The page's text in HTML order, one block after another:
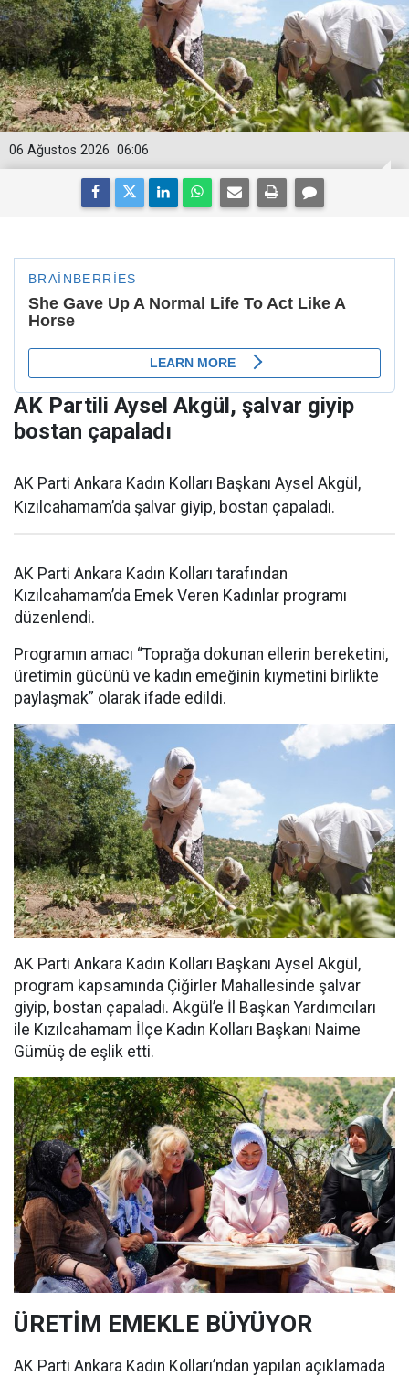
06:06
06 Ağustos 2026
AK Partili Aysel Akgül, şalvar giyip
bostan çapaladı
AK Parti Ankara Kadın Kolları Başkanı Aysel Akgül,
Kızılcahamam’da şalvar giyip, bostan çapaladı.
AK Parti Ankara Kadın Kolları tarafından
Kızılcahamam’da Emek Veren Kadınlar programı
düzenlendi.
Programın amacı “Toprağa dokunan ellerin bereketini,
üretimin gücünü ve kadın emeğinin kıymetini birlikte
paylaşmak” olarak ifade edildi.
AK Parti Ankara Kadın Kolları Başkanı Aysel Akgül,
program kapsamında Çiğirler Mahallesinde şalvar
giyip, bostan çapaladı. Akgül’e İl Başkan Yardımcıları
ile Kızılcahamam İlçe Kadın Kolları Başkanı Naime
Gümüş de eşlik etti.
ÜRETİM EMEKLE BÜYÜYOR
AK Parti Ankara Kadın Kolları’ndan yapılan açıklamada